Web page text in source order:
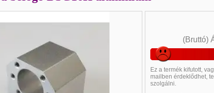
(Bruttó)
Ez a termék kifutott,
mailben érdeklődhet,
szolgálni.